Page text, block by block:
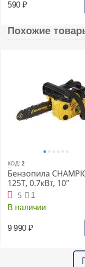
590 ₽
Похожие
КОД: 2
Бензопила
125T, 0.7кВт, 10"
5
1
В наличии
9 990 ₽